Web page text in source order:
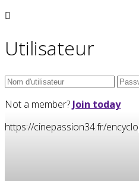
Utilisateur
Not a member? Join today
https://cinepassion34.fr/